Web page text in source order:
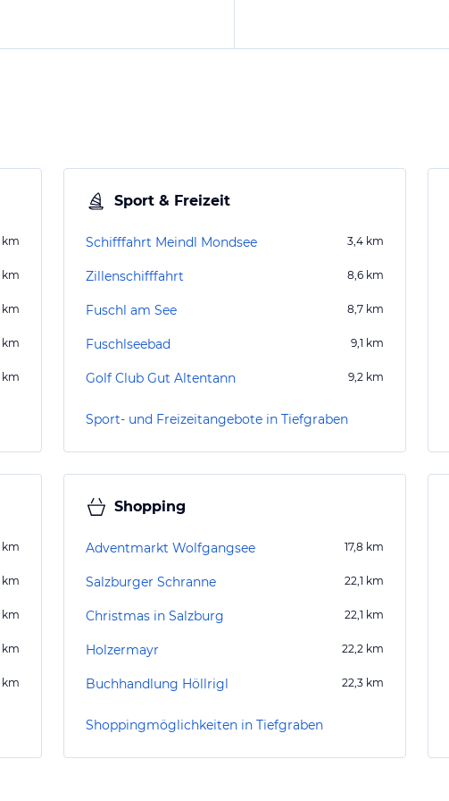
km
km
km
km
km
Sport & Freizeit
Schifffahrt Meindl Mondsee 3,4 km
Zillenschifffahrt 8,6 km
Fuschl am See 8,7 km
Fuschlseebad 9,1 km
Golf Club Gut Altentann 9,2 km
Sport- und Freizeitangebote in Tiefgraben
km
km
km
km
km
Shopping
Adventmarkt Wolfgangsee 17,8 km
Salzburger Schranne 22,1 km
Christmas in Salzburg 22,1 km
Holzermayr 22,2 km
Buchhandlung Höllrigl 22,3 km
Shoppingmöglichkeiten in Tiefgraben